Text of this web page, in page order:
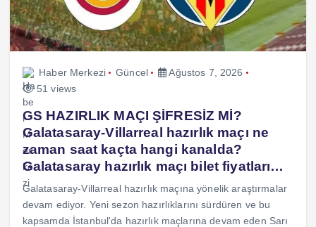
Haber Merkezi Güncel
Ağustos 7, 2026
51 views
GS HAZIRLIK MAÇI ŞİFRESİZ Mİ?
Galatasaray-Villarreal hazırlık maçı ne
zaman saat kaçta hangi kanalda?
Galatasaray hazırlık maçı bilet fiyatları…
Galatasaray-Villarreal hazırlık maçına yönelik araştırmalar
devam ediyor. Yeni sezon hazırlıklarını sürdüren ve bu
kapsamda İstanbul'da hazırlık maçlarına devam eden Sarı